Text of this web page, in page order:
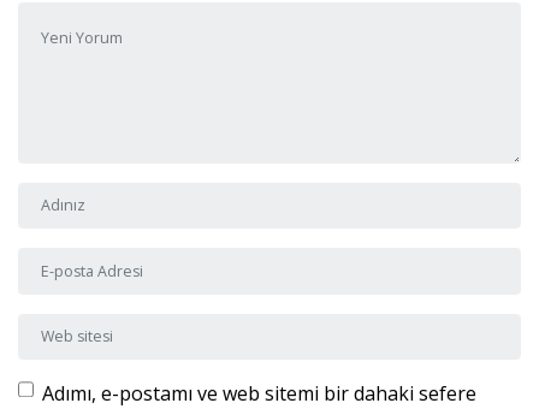
Adı ve Soyadı
E-posta Adresi
Web sitesi
Adımı, e-postamı ve web sitemi bir dahaki sefere